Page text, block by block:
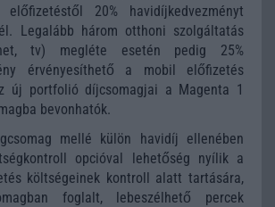
20% havidíjkedvezményt
Legalább három otthoni szolgáltatás
tv) megléte esetén pedig 25%
érvényesíthető a mobil előfizetés
új portfolió díjcsomagjai a Magenta 1
bevonhatók.
mellé külön havidíj ellenében
opcióval lehetőség nyílik a
költségeinek kontroll alatt tartására,
foglalt, lebeszélhető percek